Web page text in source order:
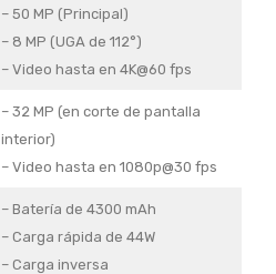
– 50 MP (Principal)
– 8 MP (UGA de 112°)
– Video hasta en 4K@60 fps
– 32 MP (en corte de pantalla
interior)
– Video hasta en 1080p@30 fps
– Batería de 4300 mAh
– Carga rápida de 44W
– Carga inversa